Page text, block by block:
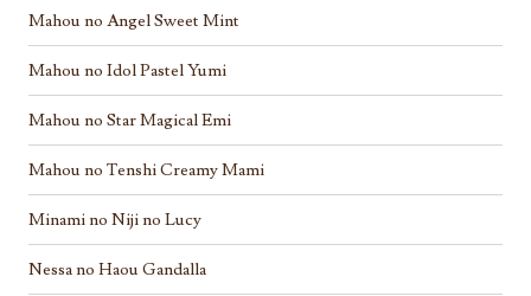
Mahou no Angel Sweet Mint
Mahou no Idol Pastel Yumi
Mahou no Star Magical Emi
Mahou no Tenshi Creamy Mami
Minami no Niji no Lucy
Nessa no Haou Gandalla